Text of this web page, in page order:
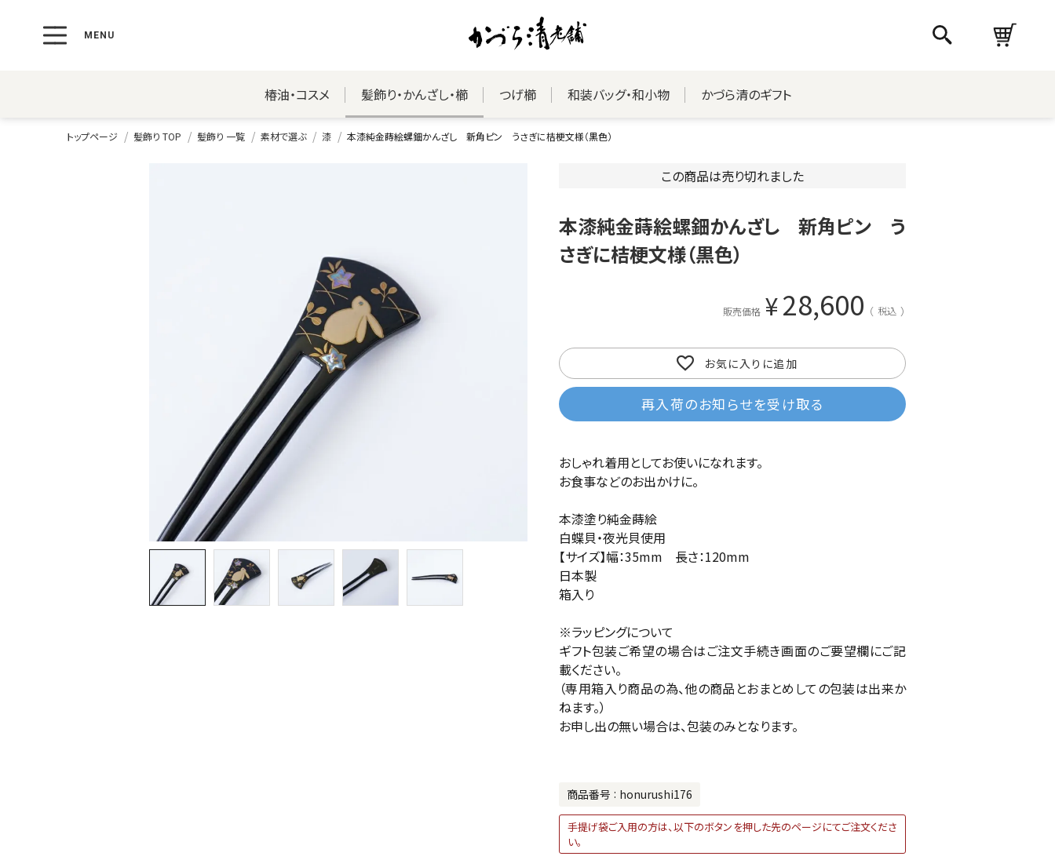
椿油・コスメ 髪飾り・かんざし・櫛 つげ櫛 和装バッグ・和小物 かづら清のギフト
トップページ 髪飾り TOP 髪飾り 一覧 素材で選ぶ 漆 本漆純金蒔絵螺鈿かんざし 新角ピン うさぎに桔梗文様（黒色）
この商品は売り切れました
本漆純金蒔絵螺鈿かんざし 新角ピン う
さぎに桔梗文様（黒色）
販売価格 ¥28,600 税込
お気に入りに追加
再入荷のお知らせを受け取る
おしゃれ着用としてお使いになれます。
お食事などのお出かけに。
本漆塗り純金蒔絵
白蝶貝・夜光貝使用
【サイズ】幅：35mm 長さ：120mm
日本製
箱入り
※ラッピングについて
ギフト包装ご希望の場合はご注文手続き画面のご要望欄にご記
載ください。
（専用箱入り商品の為、他の商品とおまとめしての包装は出来か
ねます。）
お申し出の無い場合は、包装のみとなります。
商品番号 honurushi176
手提げ袋ご入用の方は、以下のボタンを押した先のページにてご注文くださ
い。